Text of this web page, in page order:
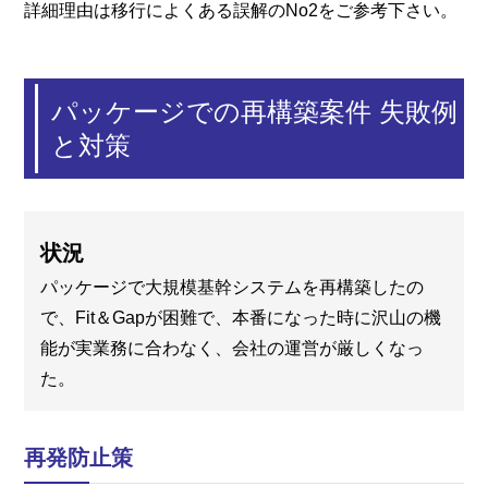
詳細理由は移行によくある誤解のNo2をご参考下さい。
パッケージでの再構築案件 失敗例
と対策
状況
パッケージで大規模基幹システムを再構築したの
で、Fit＆Gapが困難で、本番になった時に沢山の機
能が実業務に合わなく、会社の運営が厳しくなっ
た。
再発防止策